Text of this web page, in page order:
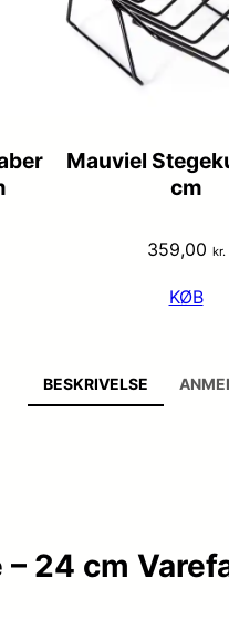
Mauviel
cm
359,00 kr.
KØB
BESKRIVELSE
24 cm